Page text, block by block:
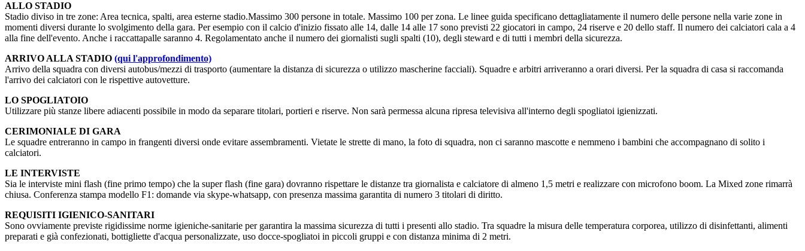
ALLO STADIO
Stadio diviso in tre zone: Area tecnica, spalti, area esterne stadio.Massimo 300 persone in totale. Massimo 100 per zona. Le linee guida specificano dettagliatamente il numero delle persone nella varie zone in
momenti diversi durante lo svolgimento della gara. Per esempio con il calcio d'inizio fissato alle 14, dalle 14 alle 17 sono previsti 22 giocatori in campo, 24 riserve e 20 dello staff. Il numero dei calciatori cala a 4
alla fine dell'evento. Anche i raccattapalle saranno 4. Regolamentato anche il numero dei giornalisti sugli spalti (10), degli steward e di tutti i membri della sicurezza.
ARRIVO ALLA STADIO (qui l'approfondimento)
Arrivo della squadra con diversi autobus/mezzi di trasporto (aumentare la distanza di sicurezza o utilizzo mascherine facciali). Squadre e arbitri arriveranno a orari diversi. Per la squadra di casa si raccomanda
l'arrivo dei calciatori con le rispettive autovetture.
LO SPOGLIATOIO
Utilizzare più stanze libere adiacenti possibile in modo da separare titolari, portieri e riserve. Non sarà permessa alcuna ripresa televisiva all'interno degli spogliatoi igienizzati.
CERIMONIALE DI GARA
Le squadre entreranno in campo in frangenti diversi onde evitare assembramenti. Vietate le strette di mano, la foto di squadra, non ci saranno mascotte e nemmeno i bambini che accompagnano di solito i
calciatori.
LE INTERVISTE
Sia le interviste mini flash (fine primo tempo) che la super flash (fine gara) dovranno rispettare le distanze tra giornalista e calciatore di almeno 1,5 metri e realizzare con microfono boom. La Mixed zone rimarrà
chiusa. Conferenza stampa modello F1: domande via skype-whatsapp, con presenza massima garantita di numero 3 titolari di diritto.
REQUISITI IGIENICO-SANITARI
Sono ovviamente previste rigidissime norme igieniche-sanitarie per garantira la massima sicurezza di tutti i presenti allo stadio. Tra squadre la misura delle temperatura corporea, utilizzo di disinfettanti, alimenti
preparati e già confezionati, bottigliette d'acqua personalizzate, uso docce-spogliatoi in piccoli gruppi e con distanza minima di 2 metri.